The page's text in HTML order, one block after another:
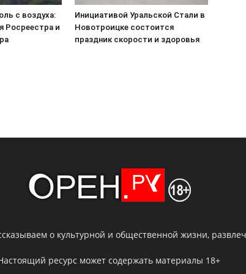
с воздуха:
Росреестра и
Инициативой Уральской Стали в
Новотроицке состоится
праздник скорости и здоровья
о культурной и общественной жизни,
ресурс может содержать материалы 18+